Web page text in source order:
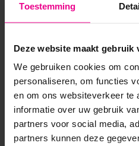
Toestemming
Deze website maakt gebruik
We gebruiken cookies om
personaliseren, om functies
en om ons websiteverkeer te
informatie over uw gebruik
partners voor social media,
partners kunnen deze